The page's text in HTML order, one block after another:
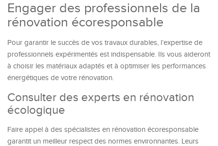
Engager des professionnels de la
rénovation écoresponsable
Pour garantir le succès de vos travaux durables, l’expertise de
professionnels expérimentés est indispensable. Ils vous aideront
à choisir les matériaux adaptés et à optimiser les performances
énergétiques de votre rénovation.
Consulter des experts en rénovation
écologique
Faire appel à des spécialistes en rénovation écoresponsable
garantit un meilleur respect des normes environnantes. Leurs